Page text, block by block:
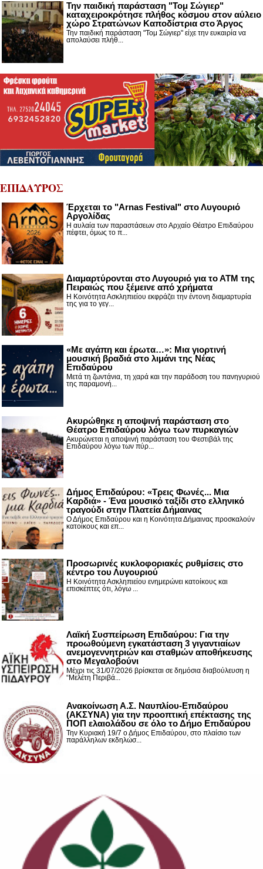
Την παιδική παράσταση "Τομ Σώγιερ"
καταχειροκρότησε πλήθος κόσμου στον αύλειο
χώρο Στρατώνων Καποδίστρια στο Άργος
Την παιδική παράσταση "Τομ Σώγιερ" είχε την ευκαιρία να
απολαύσει πλήθ...
ΕΠΙΔΑΥΡΟΣ
Έρχεται το "Arnas Festival" στο Λυγουριό
Αργολίδας
Η αυλαία των παραστάσεων στο Αρχαίο Θέατρο Επιδαύρου
πέφτει, όμως το π...
Διαμαρτύρονται στο Λυγουριό για το ΑΤΜ της
Πειραιώς που ξέμεινε από χρήματα
Η Κοινότητα Ασκληπιείου εκφράζει την έντονη διαμαρτυρία
της για το γεγ...
«Με αγάπη και έρωτα…»: Μια γιορτινή
μουσική βραδιά στο λιμάνι της Νέας
Επιδαύρου
Μετά τη ζωντάνια, τη χαρά και την παράδοση του πανηγυριού
της παραμονή...
Ακυρώθηκε η αποψινή παράσταση στο
Θέατρο Επιδαύρου λόγω των πυρκαγιών
Ακυρώνεται η αποψινή παράσταση του Φεστιβάλ της
Επιδαύρου λόγω των πύρ...
Δήμος Επιδαύρου: «Τρεις Φωνές... Μια
Καρδιά» - Ένα μουσικό ταξίδι στο ελληνικό
τραγούδι στην Πλατεία Δήμαινας
Ο Δήμος Επιδαύρου και η Κοινότητα Δήμαινας προσκαλούν
κατοίκους και επ...
Προσωρινές κυκλοφοριακές ρυθμίσεις στο
κέντρο του Λυγουριού
Η Κοινότητα Ασκληπιείου ενημερώνει κατοίκους και
επισκέπτες ότι, λόγω ...
Λαϊκή Συσπείρωση Επιδαύρου: Για την
προωθούμενη εγκατάσταση 3 γιγαντιαίων
ανεμογεννητριών και σταθμών αποθήκευσης
στο Μεγαλοβούνι
Μέχρι τις 31/07/2026 βρίσκεται σε δημόσια διαβούλευση η
“Μελέτη Περιβά...
Ανακοίνωση Α.Σ. Ναυπλίου-Επιδαύρου
(ΑΚΣΥΝΑ) για την προοπτική επέκτασης της
ΠΟΠ ελαιολάδου σε όλο το Δήμο Επιδαύρου
Την Κυριακή 19/7 ο Δήμος Επιδαύρου, στο πλαίσιο των
παράλληλων εκδηλώσ...